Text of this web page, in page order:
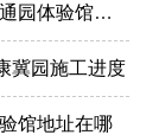
南通泰康之家通园地址在哪里，如何参观通园体验馆样板间
冀园施工进度
馆地址在哪